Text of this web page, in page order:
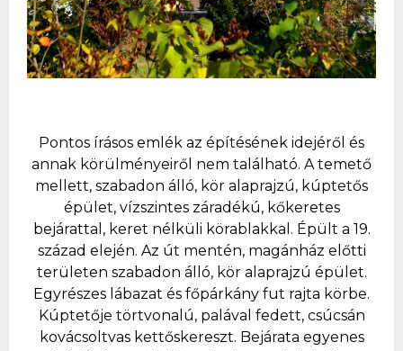
Pontos írásos emlék az építésének idejéről és
annak körülményeiről nem található. A temető
mellett, szabadon álló, kör alaprajzú, kúptetős
épület, vízszintes záradékú, kőkeretes
bejárattal, keret nélküli körablakkal. Épült a 19.
század elején. Az út mentén, magánház előtti
területen szabadon álló, kör alaprajzú épület.
Egyrészes lábazat és főpárkány fut rajta körbe.
Kúptetője törtvonalú, palával fedett, csúcsán
kovácsoltvas kettőskereszt. Bejárata egyenes